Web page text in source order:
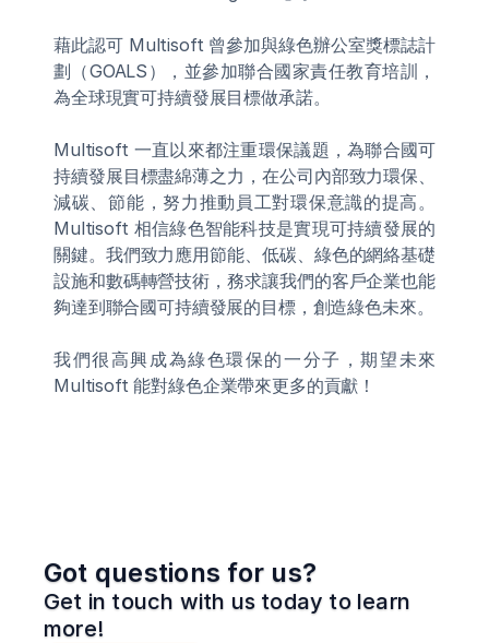
藉此認可 Multisoft 曾參加與綠色辦公室獎標誌計
劃（GOALS），並參加聯合國家責任教育培訓，
為全球現實可持續發展目標做承諾。
Multisoft 一直以來都注重環保議題，為聯合國可
持續發展目標盡綿薄之力，在公司內部致力環保、
減碳、節能，努力推動員工對環保意識的提高。
Multisoft 相信綠色智能科技是實現可持續發展的
關鍵。我們致力應用節能、低碳、綠色的網絡基礎
設施和數碼轉營技術，務求讓我們的客戶企業也能
夠達到聯合國可持續發展的目標，創造綠色未來。
我們很高興成為綠色環保的一分子，期望未來
Multisoft 能對綠色企業帶來更多的貢獻！
Got questions for us?
Get in touch with us today to learn
more!